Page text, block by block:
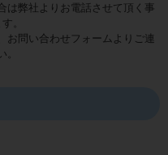
は弊社よりお電話させて頂く事
。
お問い合わせフォームよりご連